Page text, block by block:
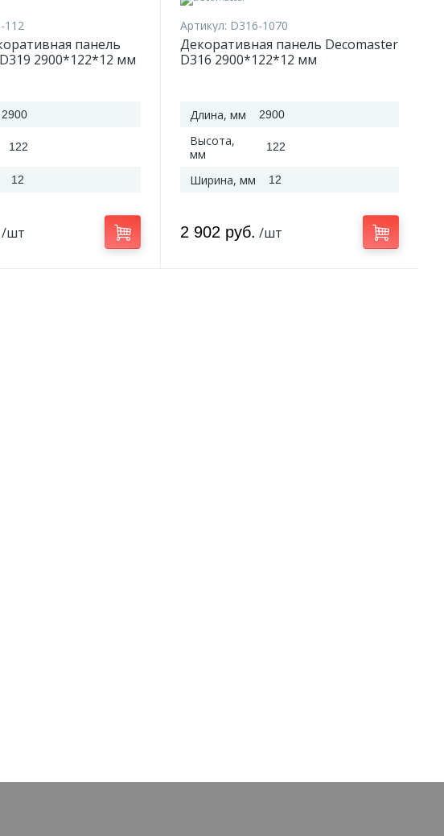
112
панель
2900*122*12 мм
2900
122
12
/шт
Артикул: D316-1070
Декоративная панель Decomaster
D316 2900*122*12 мм
Длина, мм 2900
Высота,
мм
122
Ширина, мм 12
2 902 руб. /шт